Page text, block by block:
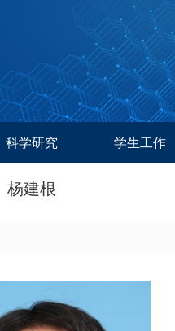
科学研究 学生工作
杨建根